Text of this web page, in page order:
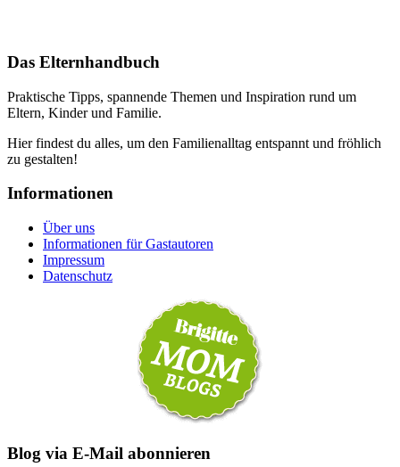
Das Elternhandbuch
Praktische Tipps, spannende Themen und Inspiration rund um
Eltern, Kinder und Familie.
Hier findest du alles, um den Familienalltag entspannt und fröhlich
zu gestalten!
Informationen
Über uns
Informationen für Gastautoren
Impressum
Datenschutz
Blog via E-Mail abonnieren